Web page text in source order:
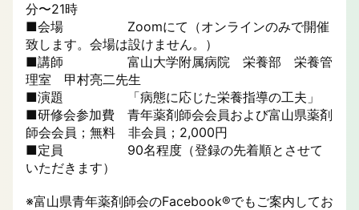
分〜21時
■会場 Zoomにて（オンラインのみで開催
致します。会場は設けません。）
■講師 富山大学附属病院 栄養部 栄養管
理室 甲村亮二先生
■演題 「病態に応じた栄養指導の工夫」
■研修会参加費 青年薬剤師会会員および富山県薬剤
師会会員；無料 非会員；2,000円
■定員 90名程度（登録の先着順とさせて
いただきます）
※富山県青年薬剤師会のFacebook®でもご案内してお